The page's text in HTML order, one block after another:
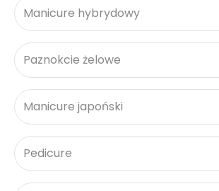
Manicure hybrydowy
Paznokcie żelowe
Manicure japoński
Pedicure